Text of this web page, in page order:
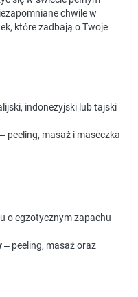
chwile w
które zadbają o Twoje
indonezyjski lub tajski
– peeling, masaż i maseczka
o egzotycznym zapachu
– peeling, masaż oraz